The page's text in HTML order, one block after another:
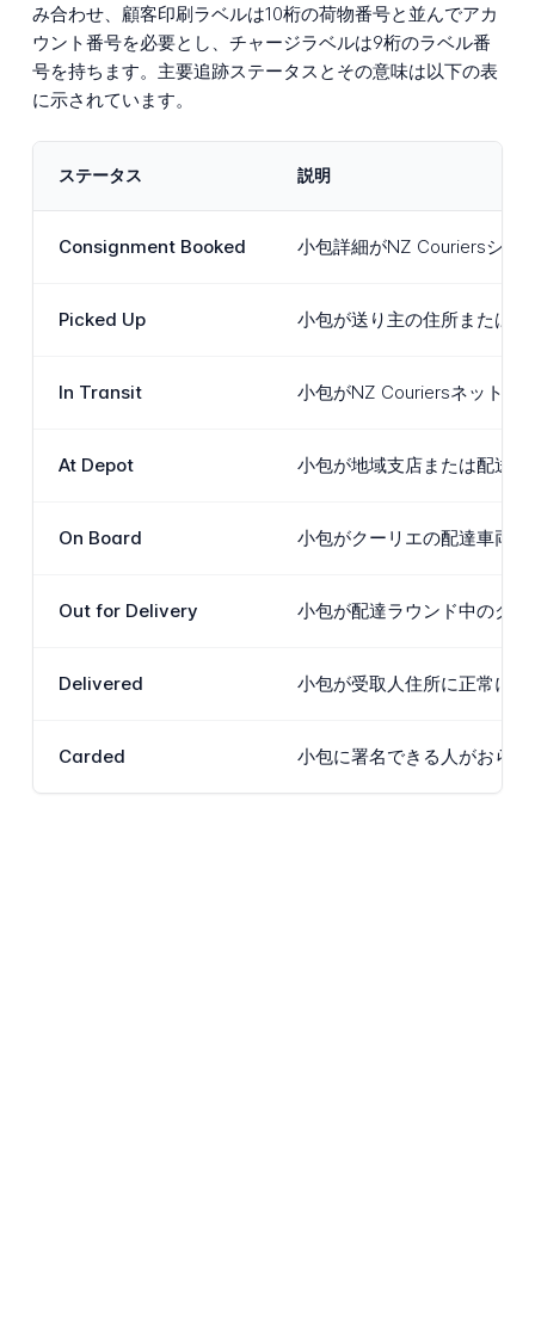
み合わせ、顧客印刷ラベルは10桁の荷物番号と並んでアカ
ウント番号を必要とし、チャージラベルは9桁のラベル番
号を持ちます。主要追跡ステータスとその意味は以下の表
に示されています。
ステータス 説明
Consignment Booked 小包詳細がNZ Couriersシス
Picked Up 小包が送り主の住所または
In Transit 小包がNZ Couriersネットワ
At Depot 小包が地域支店または配送
On Board 小包がクーリエの配達車両
Out for Delivery 小包が配達ラウンド中のク
Delivered 小包が受取人住所に正常に
Carded 小包に署名できる人がおら